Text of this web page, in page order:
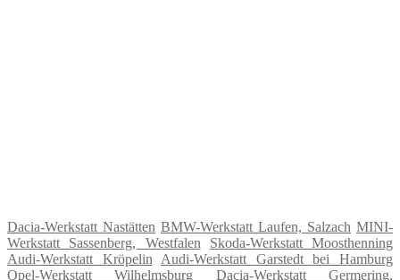
Dacia-Werkstatt Nastätten BMW-Werkstatt Laufen, Salzach MINI-
Werkstatt Sassenberg, Westfalen
Skoda-Werkstatt Moosthenning
Audi-Werkstatt Kröpelin
Audi-Werkstatt Garstedt bei Hamburg
Opel-Werkstatt Wilhelmsburg
Dacia-Werkstatt Germering,